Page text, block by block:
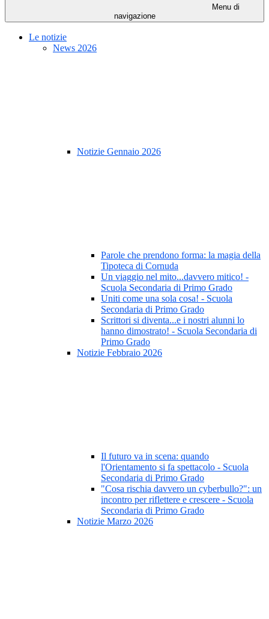
Menu di
navigazione
Le notizie
News 2026
Notizie Gennaio 2026
Parole che prendono forma: la magia della
Tipoteca di Cornuda
Un viaggio nel mito...davvero mitico! -
Scuola Secondaria di Primo Grado
Uniti come una sola cosa! - Scuola
Secondaria di Primo Grado
Scrittori si diventa...e i nostri alunni lo
hanno dimostrato! - Scuola Secondaria di
Primo Grado
Notizie Febbraio 2026
Il futuro va in scena: quando
l'Orientamento si fa spettacolo - Scuola
Secondaria di Primo Grado
"Cosa rischia davvero un cyberbullo?": un
incontro per riflettere e crescere - Scuola
Secondaria di Primo Grado
Notizie Marzo 2026